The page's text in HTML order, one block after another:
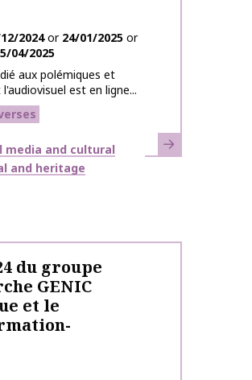
2024 or 24/01/2025 or
04/2025
aux polémiques et
est en ligne...
media and cultural
and heritage
Learn more
du groupe
GENIC
et le